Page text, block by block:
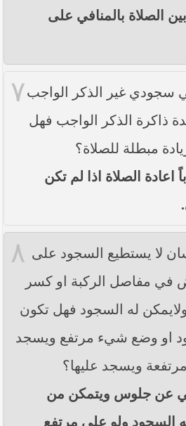
الصلاة بالمنافي على
٧سجودي غير الذكر الواجب
ذاكرة الذكر الواجب فهل
مبطلة للصلاة؟
اعادة الصلاة اذا لم تكن
٨ لا يستطيع السجود على
في مفاصل الركبة او كسر
له السجود فهل تكون
او وضع شيء مرتفع ويسجد
ويسجد عليها؟
عن جلوس ويتمكن من
السجود ولو على مرتفع